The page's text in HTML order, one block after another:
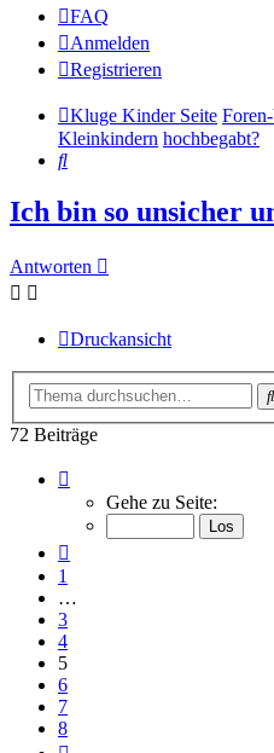
FAQ
Anmelden
Registrieren
Kluge Kinder Seite
Kleinkindern hochbegabt?
Suche
Ich bin so unsicher
Antworten
Druckansicht
72 Beiträge
von
Gehe zu Seite:
1
…
3
4
5
6
7
8